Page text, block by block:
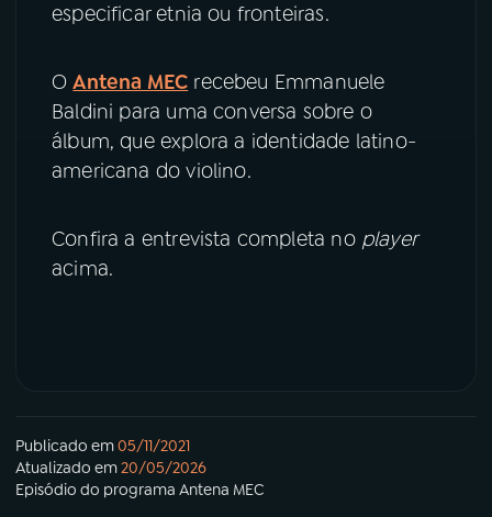
TikTok
especificar etnia ou fronteiras.
OAntena MEC recebeu Emmanuele
Baldini para uma conversa sobre o
álbum, que explora a identidade latino-
americana do violino.
Confira a entrevista completa no player
acima.
Publicado em05/11/2021
Atualizado em20/05/2026
Episódio do programa Antena MEC